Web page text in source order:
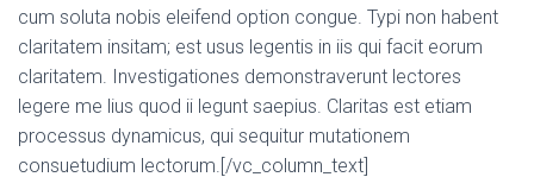
cum soluta nobis eleifend option congue. Typi non habent
claritatem insitam; est usus legentis in iis qui facit eorum
claritatem. Investigationes demonstraverunt lectores
legere me lius quod ii legunt saepius. Claritas est etiam
processus dynamicus, qui sequitur mutationem
consuetudium lectorum.[/vc_column_text]